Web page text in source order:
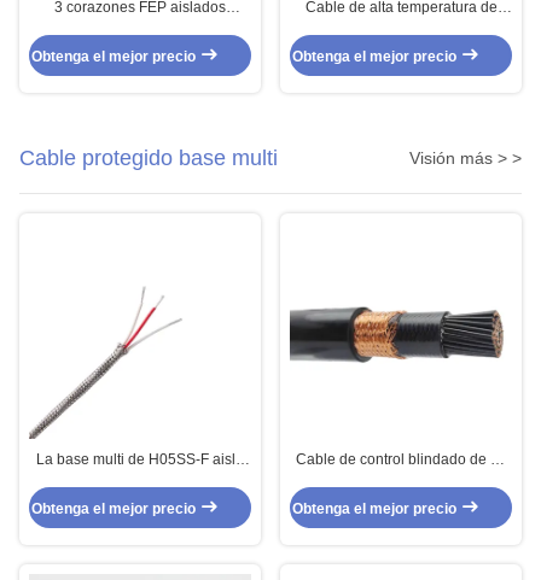
3 corazones FEP aislados
para los sensores de temperatura
Obtenga el mejor precio
Cable de alta temperatura de
UL2895 para la instrumentación
Obtenga el mejor precio
Cable protegido base multi Visión más > >
La base multi de H05SS-F aisló
protegido externo para la
Obtenga el mejor precio
Cable de control blindado de 61
cable confiable para entornos
Obtenga el mejor precio